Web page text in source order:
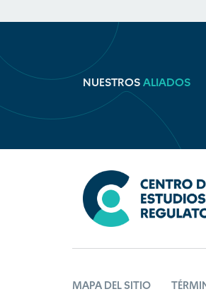
NUESTROS ALIADOS
MAPA DEL SITIO